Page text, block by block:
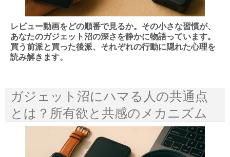
レビュー動画をどの順番で見るか。その小さな習慣が、
あなたのガジェット沼の深さを静かに物語っています。
買う前派と買った後派、それぞれの行動に隠れた心理を
読み解きます。
ガジェット沼にハマる人の共通点
とは？所有欲と共感のメカニズム